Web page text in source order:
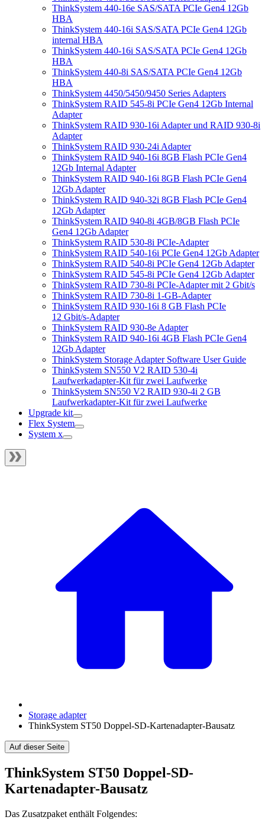
ThinkSystem 440-16e SAS/SATA PCIe Gen4 12Gb
HBA
ThinkSystem 440-16i SAS/SATA PCIe Gen4 12Gb
internal HBA
ThinkSystem 440-16i SAS/SATA PCIe Gen4 12Gb
HBA
ThinkSystem 440-8i SAS/SATA PCIe Gen4 12Gb
HBA
ThinkSystem 4450/5450/9450 Series Adapters
ThinkSystem RAID 545-8i PCIe Gen4 12Gb Internal
Adapter
ThinkSystem RAID 930-16i Adapter und RAID 930-8i
Adapter
ThinkSystem RAID 930-24i Adapter
ThinkSystem RAID 940-16i 8GB Flash PCIe Gen4
12Gb Internal Adapter
ThinkSystem RAID 940-16i 8GB Flash PCIe Gen4
12Gb Adapter
ThinkSystem RAID 940-32i 8GB Flash PCIe Gen4
12Gb Adapter
ThinkSystem RAID 940-8i 4GB/8GB Flash PCIe
Gen4 12Gb Adapter
ThinkSystem RAID 530-8i PCIe-Adapter
ThinkSystem RAID 540-16i PCIe Gen4 12Gb Adapter
ThinkSystem RAID 540-8i PCIe Gen4 12Gb Adapter
ThinkSystem RAID 545-8i PCIe Gen4 12Gb Adapter
ThinkSystem RAID 730-8i PCIe-Adapter mit 2 Gbit/s
ThinkSystem RAID 730-8i 1-GB-Adapter
ThinkSystem RAID 930-16i 8 GB Flash PCIe
12 Gbit/s-Adapter
ThinkSystem RAID 930-8e Adapter
ThinkSystem RAID 940-16i 4GB Flash PCIe Gen4
12Gb Adapter
ThinkSystem Storage Adapter Software User Guide
ThinkSystem SN550 V2 RAID 530-4i
Laufwerkadapter-Kit für zwei Laufwerke
ThinkSystem SN550 V2 RAID 930-4i 2 GB
Laufwerkadapter-Kit für zwei Laufwerke
Upgrade kit
Flex System
System x
Storage adapter
ThinkSystem ST50 Doppel-SD-Kartenadapter-Bausatz
Auf dieser Seite
ThinkSystem ST50 Doppel-SD-
Kartenadapter-Bausatz
Das Zusatzpaket enthält Folgendes: